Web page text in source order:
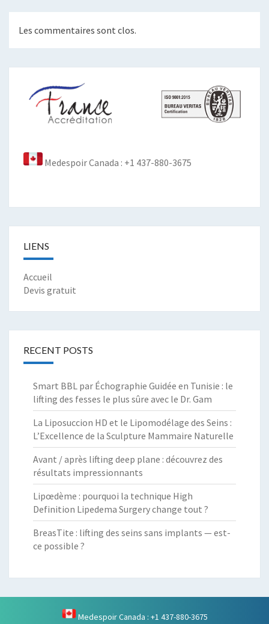
Les commentaires sont clos.
Medespoir Canada : +1 437-880-3675
LIENS
Accueil
Devis gratuit
RECENT POSTS
Smart BBL par Échographie Guidée en Tunisie : le
lifting des fesses le plus sûre avec le Dr. Gam
La Liposuccion HD et le Lipomodélage des Seins :
L’Excellence de la Sculpture Mammaire Naturelle
Avant / après lifting deep plane : découvrez des
résultats impressionnants
Lipœdème : pourquoi la technique High
Definition Lipedema Surgery change tout ?
BreasTite : lifting des seins sans implants — est-
ce possible ?
Medespoir Canada : +1 437-880-3675